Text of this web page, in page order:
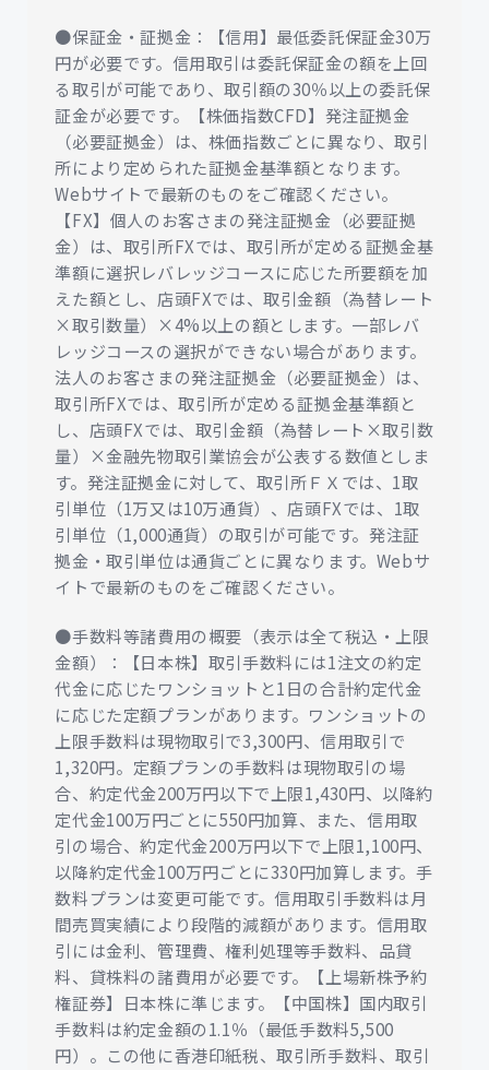
●保証金・証拠金：【信用】最低委託保証金30万
円が必要です。信用取引は委託保証金の額を上回
る取引が可能であり、取引額の30％以上の委託保
証金が必要です。【株価指数CFD】発注証拠金
（必要証拠金）は、株価指数ごとに異なり、取引
所により定められた証拠金基準額となります。
Webサイトで最新のものをご確認ください。
【FX】個人のお客さまの発注証拠金（必要証拠
金）は、取引所FXでは、取引所が定める証拠金基
準額に選択レバレッジコースに応じた所要額を加
えた額とし、店頭FXでは、取引金額（為替レート
×取引数量）×4%以上の額とします。一部レバ
レッジコースの選択ができない場合があります。
法人のお客さまの発注証拠金（必要証拠金）は、
取引所FXでは、取引所が定める証拠金基準額と
し、店頭FXでは、取引金額（為替レート×取引数
量）×金融先物取引業協会が公表する数値としま
す。発注証拠金に対して、取引所ＦＸでは、1取
引単位（1万又は10万通貨）、店頭FXでは、1取
引単位（1,000通貨）の取引が可能です。発注証
拠金・取引単位は通貨ごとに異なります。Webサ
イトで最新のものをご確認ください。
●手数料等諸費用の概要（表示は全て税込・上限
金額）：【日本株】取引手数料には1注文の約定
代金に応じたワンショットと1日の合計約定代金
に応じた定額プランがあります。ワンショットの
上限手数料は現物取引で3,300円、信用取引で
1,320円。定額プランの手数料は現物取引の場
合、約定代金200万円以下で上限1,430円、以降約
定代金100万円ごとに550円加算、また、信用取
引の場合、約定代金200万円以下で上限1,100円、
以降約定代金100万円ごとに330円加算します。手
数料プランは変更可能です。信用取引手数料は月
間売買実績により段階的減額があります。信用取
引には金利、管理費、権利処理等手数料、品貸
料、貸株料の諸費用が必要です。【上場新株予約
権証券】日本株に準じます。【中国株】国内取引
手数料は約定金額の1.1％（最低手数料5,500
円）。この他に香港印紙税、取引所手数料、取引